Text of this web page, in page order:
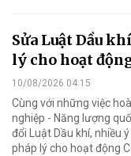
Sửa Luật Dầu
lý cho hoạt
10/08/2026 04:15
Cùng với những việc
nghiệp - Năng lượng
đổi Luật Dầu khí, nhiều
pháp lý cho hoạt động